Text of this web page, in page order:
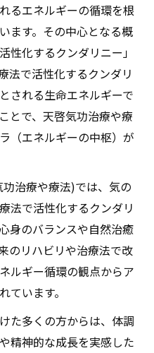
るエネルギーの循環を根
ます。その中心となる概
性化するクンダリニー」
法で活性化するクンダリ
される生命エネルギーで
とで、天啓気功治療や療
（エネルギーの中枢）が
治療や療法)では、気の
法で活性化するクンダリ
身のバランスや自然治癒
のリハビリや治療法で改
ルギー循環の観点からア
ています。
た多くの方からは、体調
精神的な成長を実感した